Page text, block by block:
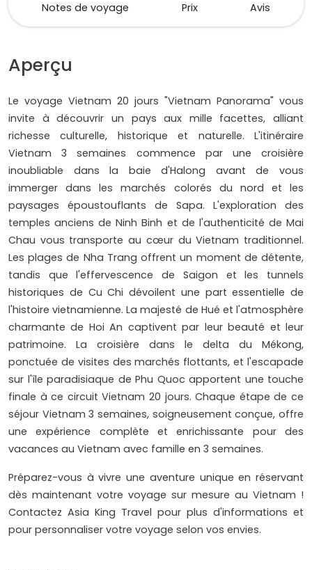
Notes de voyage
Prix Avis
Aperçu
Le voyage Vietnam 20 jours "Vietnam Panorama" vous
invite à découvrir un pays aux mille facettes, alliant
richesse culturelle, historique et naturelle. L'itinéraire
Vietnam 3 semaines commence par une croisière
inoubliable dans la baie d'Halong avant de vous
immerger dans les marchés colorés du nord et les
paysages époustouflants de Sapa. L'exploration des
temples anciens de Ninh Binh et de l'authenticité de Mai
Chau vous transporte au cœur du Vietnam traditionnel.
Les plages de Nha Trang offrent un moment de détente,
tandis que l'effervescence de Saigon et les tunnels
historiques de Cu Chi dévoilent une part essentielle de
l'histoire vietnamienne. La majesté de Hué et l'atmosphère
charmante de Hoi An captivent par leur beauté et leur
patrimoine. La croisière dans le delta du Mékong,
ponctuée de visites des marchés flottants, et l'escapade
sur l'île paradisiaque de Phu Quoc apportent une touche
finale à ce circuit Vietnam 20 jours. Chaque étape de ce
séjour Vietnam 3 semaines, soigneusement conçue, offre
une expérience complète et enrichissante pour des
vacances au Vietnam avec famille en 3 semaines.
Préparez-vous à vivre une aventure unique en réservant
dès maintenant votre voyage sur mesure au Vietnam !
Contactez Asia King Travel pour plus d'informations et
pour personnaliser votre voyage selon vos envies.